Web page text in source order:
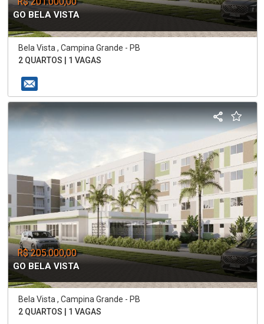
GO BELA VISTA
Bela Vista , Campina Grande - PB
2 QUARTOS | 1 VAGAS
R$ 205.000,00
GO BELA VISTA
Bela Vista , Campina Grande - PB
2 QUARTOS | 1 VAGAS